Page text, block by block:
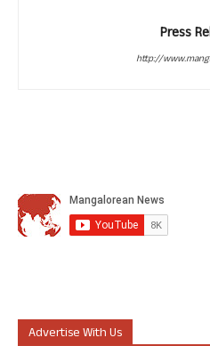
Press
http://
Advertise With Us